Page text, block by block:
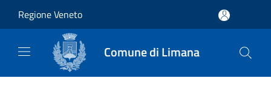
Regione Veneto
Comune di Limana